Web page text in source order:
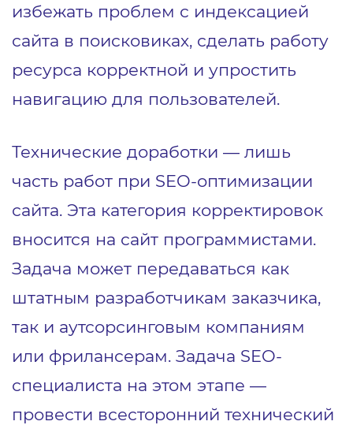
избежать проблем с индексацией
сайта в поисковиках, сделать работу
ресурса корректной и упростить
навигацию для пользователей.
Технические доработки — лишь
часть работ при SEO-оптимизации
сайта. Эта категория корректировок
вносится на сайт программистами.
Задача может передаваться как
штатным разработчикам заказчика,
так и аутсорсинговым компаниям
или фрилансерам. Задача SEO-
специалиста на этом этапе —
провести всесторонний технический